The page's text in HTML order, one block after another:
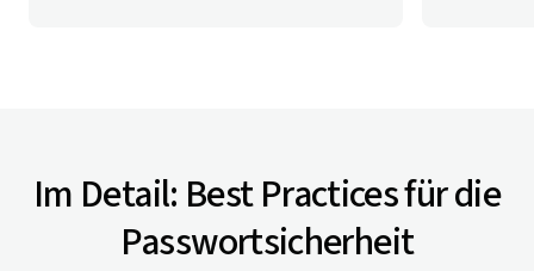
Im Detail: Best Practices für die
Passwortsicherheit